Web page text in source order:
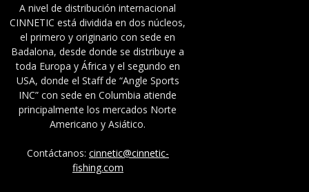
A nivel de distribución internacional
CINNETIC está dividida en dos núcleos,
el primero y originario con sede en
Badalona, desde donde se distribuye a
toda Europa y África y el segundo en
USA, donde el Staff de “Angle Sports
INC” con sede en Columbia atiende
principalmente los mercados Norte
Americano y Asiático.
Contáctanos: cinnetic@cinnetic-
fishing.com